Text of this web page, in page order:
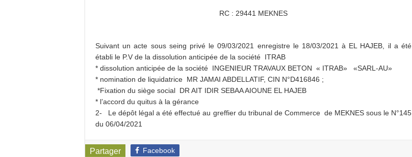
RC : 29441 MEKNES
Suivant un acte sous seing privé le 09/03/2021 enregistre le 18/03/2021 à EL HAJEB, il a été
établi le P.V de la dissolution anticipée de la société ITRAB
* dissolution anticipée de la société INGENIEUR TRAVAUX BETON « ITRAB» «SARL-AU»
* nomination de liquidatrice MR JAMAI ABDELLATIF, CIN N°D416846 ;
*Fixation du siège social DR AIT IDIR SEBAA AIOUNE EL HAJEB
* l’accord du quitus à la gérance
2- Le dépôt légal a été effectué au greffier du tribunal de Commerce de MEKNES sous le N°145
du 06/04/2021
Partager Facebook